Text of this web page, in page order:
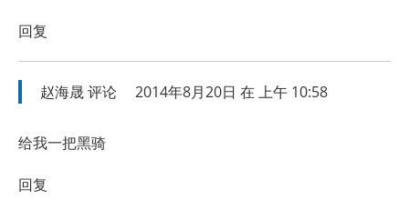
回复
赵海晟评论 2014年8月20日 在 上午 10:58
给我一把黑骑
回复